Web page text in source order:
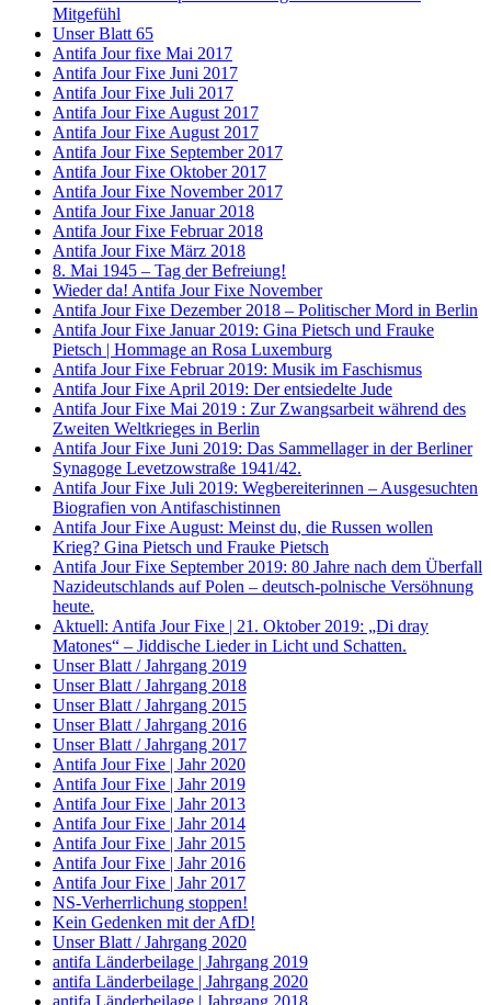
Mitgefühl
Unser Blatt 65
Antifa Jour fixe Mai 2017
Antifa Jour Fixe Juni 2017
Antifa Jour Fixe Juli 2017
Antifa Jour Fixe August 2017
Antifa Jour Fixe August 2017
Antifa Jour Fixe September 2017
Antifa Jour Fixe Oktober 2017
Antifa Jour Fixe November 2017
Antifa Jour Fixe Januar 2018
Antifa Jour Fixe Februar 2018
Antifa Jour Fixe März 2018
8. Mai 1945 – Tag der Befreiung!
Wieder da! Antifa Jour Fixe November
Antifa Jour Fixe Dezember 2018 – Politischer Mord in Berlin
Antifa Jour Fixe Januar 2019: Gina Pietsch und Frauke
Pietsch | Hommage an Rosa Luxemburg
Antifa Jour Fixe Februar 2019: Musik im Faschismus
Antifa Jour Fixe April 2019: Der entsiedelte Jude
Antifa Jour Fixe Mai 2019 : Zur Zwangsarbeit während des
Zweiten Weltkrieges in Berlin
Antifa Jour Fixe Juni 2019: Das Sammellager in der Berliner
Synagoge Levetzowstraße 1941/42.
Antifa Jour Fixe Juli 2019: Wegbereiterinnen – Ausgesuchten
Biografien von Antifaschistinnen
Antifa Jour Fixe August: Meinst du, die Russen wollen
Krieg? Gina Pietsch und Frauke Pietsch
Antifa Jour Fixe September 2019: 80 Jahre nach dem Überfall
Nazideutschlands auf Polen – deutsch-polnische Versöhnung
heute.
Aktuell: Antifa Jour Fixe | 21. Oktober 2019: „Di dray
Matones“ – Jiddische Lieder in Licht und Schatten.
Unser Blatt / Jahrgang 2019
Unser Blatt / Jahrgang 2018
Unser Blatt / Jahrgang 2015
Unser Blatt / Jahrgang 2016
Unser Blatt / Jahrgang 2017
Antifa Jour Fixe | Jahr 2020
Antifa Jour Fixe | Jahr 2019
Antifa Jour Fixe | Jahr 2013
Antifa Jour Fixe | Jahr 2014
Antifa Jour Fixe | Jahr 2015
Antifa Jour Fixe | Jahr 2016
Antifa Jour Fixe | Jahr 2017
NS-Verherrlichung stoppen!
Kein Gedenken mit der AfD!
Unser Blatt / Jahrgang 2020
antifa Länderbeilage | Jahrgang 2019
antifa Länderbeilage | Jahrgang 2020
antifa Länderbeilage | Jahrgang 2018